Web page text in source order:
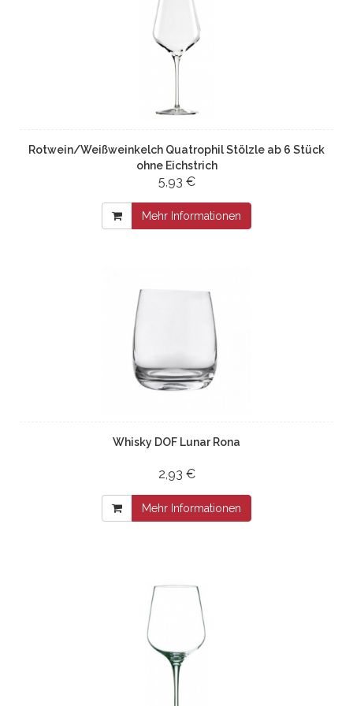
Rotwein/Weißweinkelch Quatrophil Stölzle ab 6 Stück
ohne Eichstrich
5,93 €
Mehr Informationen
Whisky DOF Lunar Rona
2,93 €
Mehr Informationen